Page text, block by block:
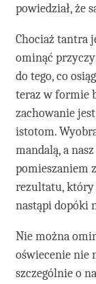
powiedział, że
Chociaż tantra
ominąć
do tego, co
teraz w formie
zachowanie
istotom.
mandalą, a
pomieszaniem
rezultatu, który
nastąpi dopóki
Nie można
oświecenie nie
szczególnie o